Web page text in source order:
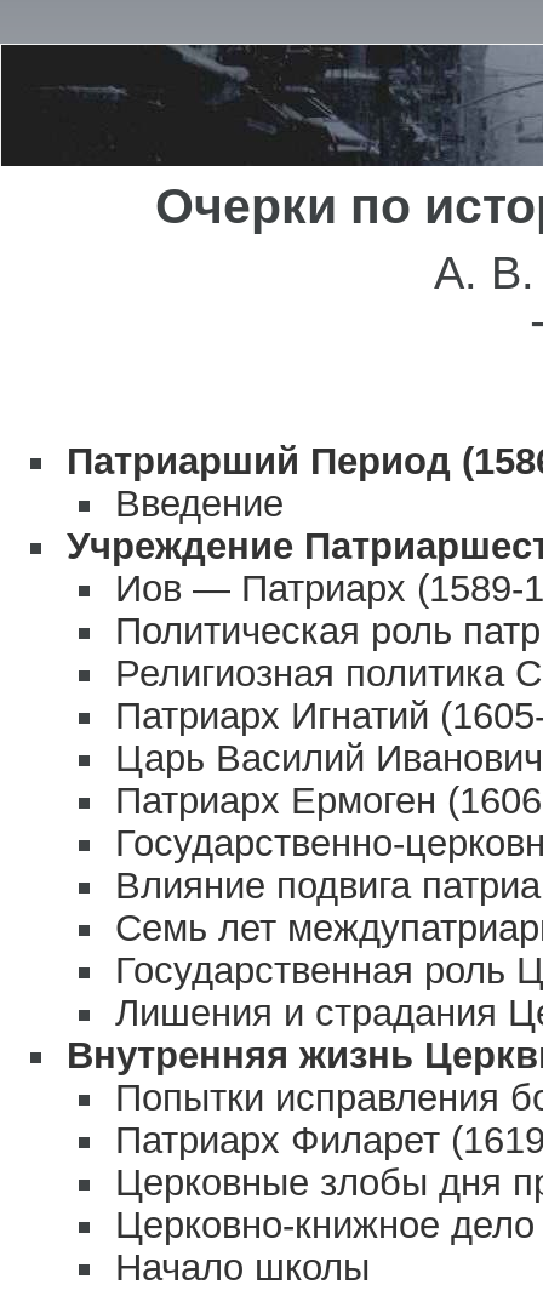
Очерки по
А. В.
Патриарший Период
Введение
Учреждение
Иов — Патриарх (1589-
Политическая роль
Религиозная политика
Патриарх Игнатий
Царь Василий
Патриарх Ермоген
Государственно-
Влияние подвига
Семь лет
Государственная роль
Лишения и страдания
Внутренняя жизнь
Попытки исправления
Патриарх Филарет
Церковные злобы дня
Церковно-книжное
Начало школы